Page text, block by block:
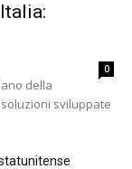
0
della
sviluppate